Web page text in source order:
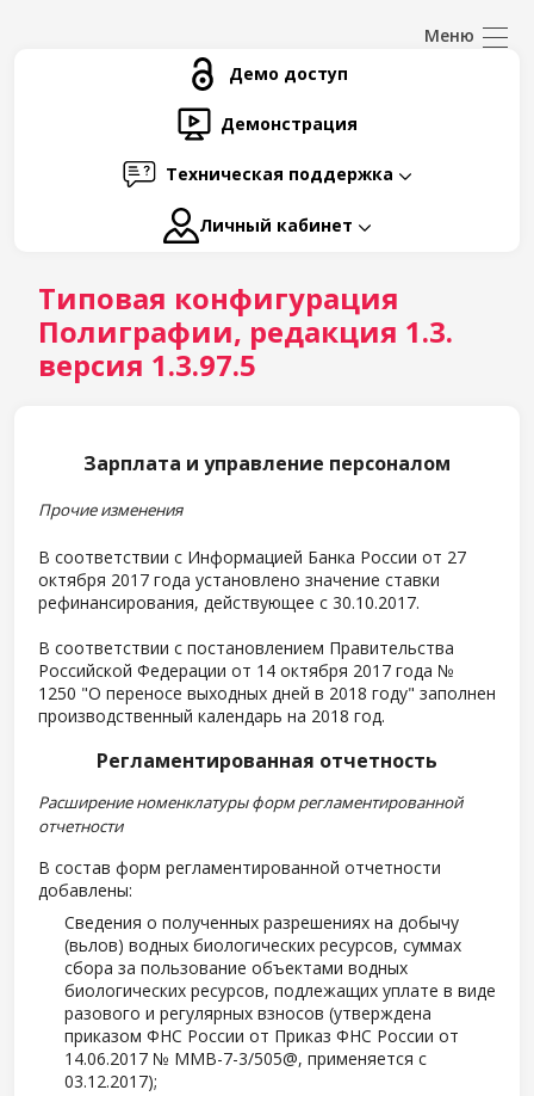
Демо доступ
Демонстрация
Техническая поддержка
Личный кабинет
Типовая конфигурация
Полиграфии, редакция 1.3.
версия 1.3.97.5
Зарплата и управление персоналом
Прочие изменения
В соответствии с Информацией Банка России от 27
октября 2017 года установлено значение ставки
рефинансирования, действующее с 30.10.2017.
В соответствии с постановлением Правительства
Российской Федерации от 14 октября 2017 года №
1250 "О переносе выходных дней в 2018 году" заполнен
производственный календарь на 2018 год.
Регламентированная отчетность
Расширение номенклатуры форм регламентированной
отчетности
В состав форм регламентированной отчетности
добавлены:
Сведения о полученных разрешениях на добычу
(вьлов) водных биологических ресурсов, суммах
сбора за пользование объектами водных
биологических ресурсов, подлежащих уплате в виде
разового и регулярных взносов (утверждена
приказом ФНС России от Приказ ФНС России от
14.06.2017 № ММВ-7-3/505@, применяется с
03.12.2017);